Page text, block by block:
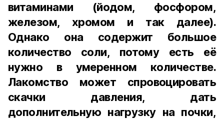
витаминами (йодом, фосфором,
железом, хромом и так далее).
Однако она содержит большое
количество соли, потому есть её
нужно в умеренном количестве.
Лакомство может спровоцировать
скачки давления, дать
дополнительную нагрузку на почки,